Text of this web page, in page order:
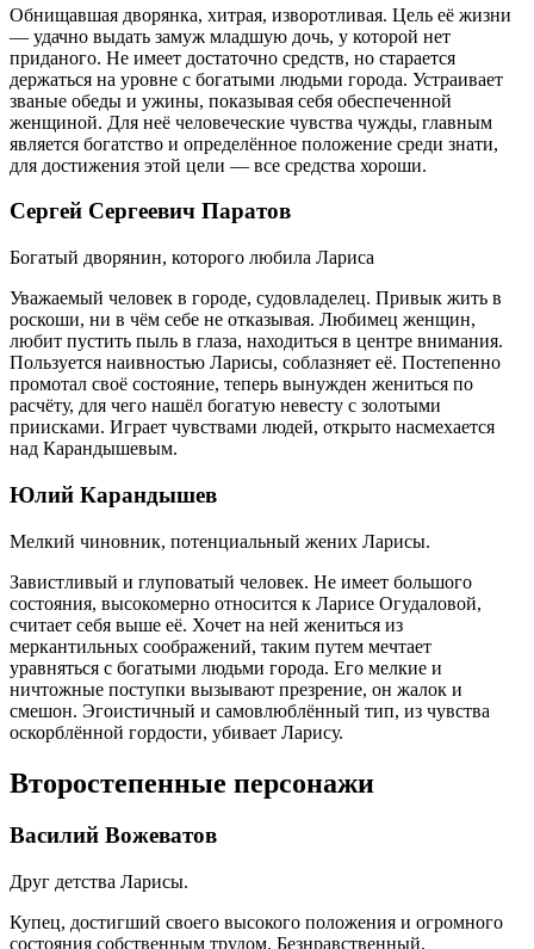
Обнищавшая дворянка, хитрая, изворотливая. Цель её жизни
— удачно выдать замуж младшую дочь, у которой нет
приданого. Не имеет достаточно средств, но старается
держаться на уровне с богатыми людьми города. Устраивает
званые обеды и ужины, показывая себя обеспеченной
женщиной. Для неё человеческие чувства чужды, главным
является богатство и определённое положение среди знати,
для достижения этой цели — все средства хороши.
Сергей Сергеевич Паратов
Богатый дворянин, которого любила Лариса
Уважаемый человек в городе, судовладелец. Привык жить в
роскоши, ни в чём себе не отказывая. Любимец женщин,
любит пустить пыль в глаза, находиться в центре внимания.
Пользуется наивностью Ларисы, соблазняет её. Постепенно
промотал своё состояние, теперь вынужден жениться по
расчёту, для чего нашёл богатую невесту с золотыми
приисками. Играет чувствами людей, открыто насмехается
над Карандышевым.
Юлий Карандышев
Мелкий чиновник, потенциальный жених Ларисы.
Завистливый и глуповатый человек. Не имеет большого
состояния, высокомерно относится к Ларисе Огудаловой,
считает себя выше её. Хочет на ней жениться из
меркантильных соображений, таким путем мечтает
уравняться с богатыми людьми города. Его мелкие и
ничтожные поступки вызывают презрение, он жалок и
смешон. Эгоистичный и самовлюблённый тип, из чувства
оскорблённой гордости, убивает Ларису.
Второстепенные персонажи
Василий Вожеватов
Друг детства Ларисы.
Купец, достигший своего высокого положения и огромного
состояния собственным трудом. Безнравственный,